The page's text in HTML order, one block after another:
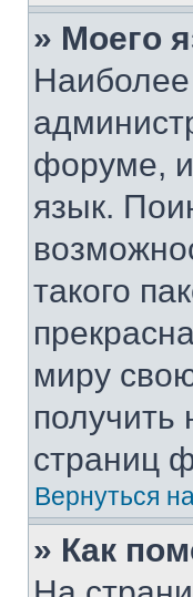
» Моего
Наиболее
форуме,
язык.
такого
миру
получить
страниц
Вернуться
» Как